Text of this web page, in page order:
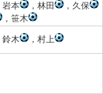
岩本 ，林田
，久保
，笹木
鈴木 ，村上